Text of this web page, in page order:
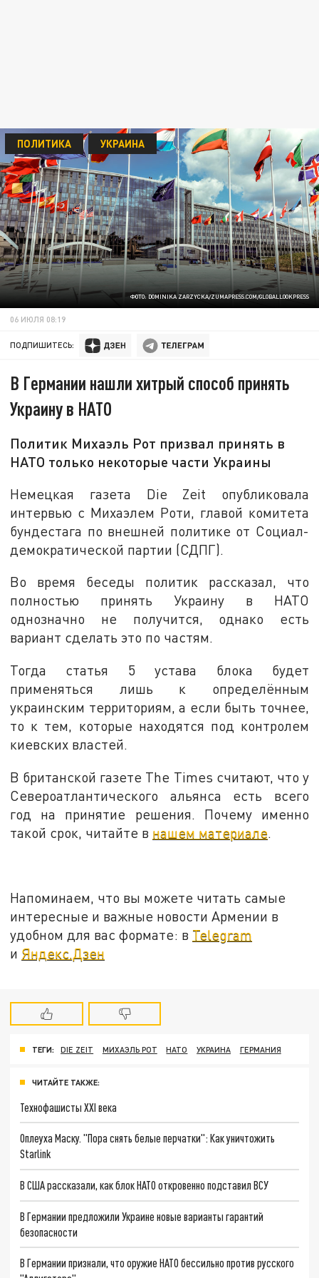
ФОТО: DOMINIKA ZARZYCKA/ZUMAPRESS.COM/GLOBALLOOKPRESS
ПОЛИТИКА УКРАИНА
06 ИЮЛЯ 08:19
ПОДПИШИТЕСЬ:
В Германии нашли хитрый способ принять
Украину в НАТО
Политик Михаэль Рот призвал принять в
НАТО только некоторые части Украины
Немецкая газета Die Zeit опубликовала
интервью с Михаэлем Роти, главой комитета
бундестага по внешней политике от Социал-
демократической партии (СДПГ).
Во время беседы политик рассказал, что
полностью принять Украину в НАТО
однозначно не получится, однако есть
вариант сделать это по частям.
Тогда статья 5 устава блока будет
применяться лишь к определённым
украинским территориям, а если быть точнее,
то к тем, которые находятся под контролем
киевских властей.
В британской газете The Times считают, что у
Североатлантического альянса есть всего
год на принятие решения. Почему именно
такой срок, читайте в нашем материале.
Напоминаем, что вы можете читать самые
интересные и важные новости Армении в
удобном для вас формате: в Telegram
и Яндекс.Дзен
ТЕГИ: DIE ZEIT МИХАЭЛЬ РОТ НАТО УКРАИНА ГЕРМАНИЯ
ЧИТАЙТЕ ТАКЖЕ:
Технофашисты XXI века
Оплеуха Маску. "Пора снять белые перчатки": Как уничтожить
Starlink
В США рассказали, как блок НАТО откровенно подставил ВСУ
В Германии предложили Украине новые варианты гарантий
безопасности
В Германии признали, что оружие НАТО бессильно против русского